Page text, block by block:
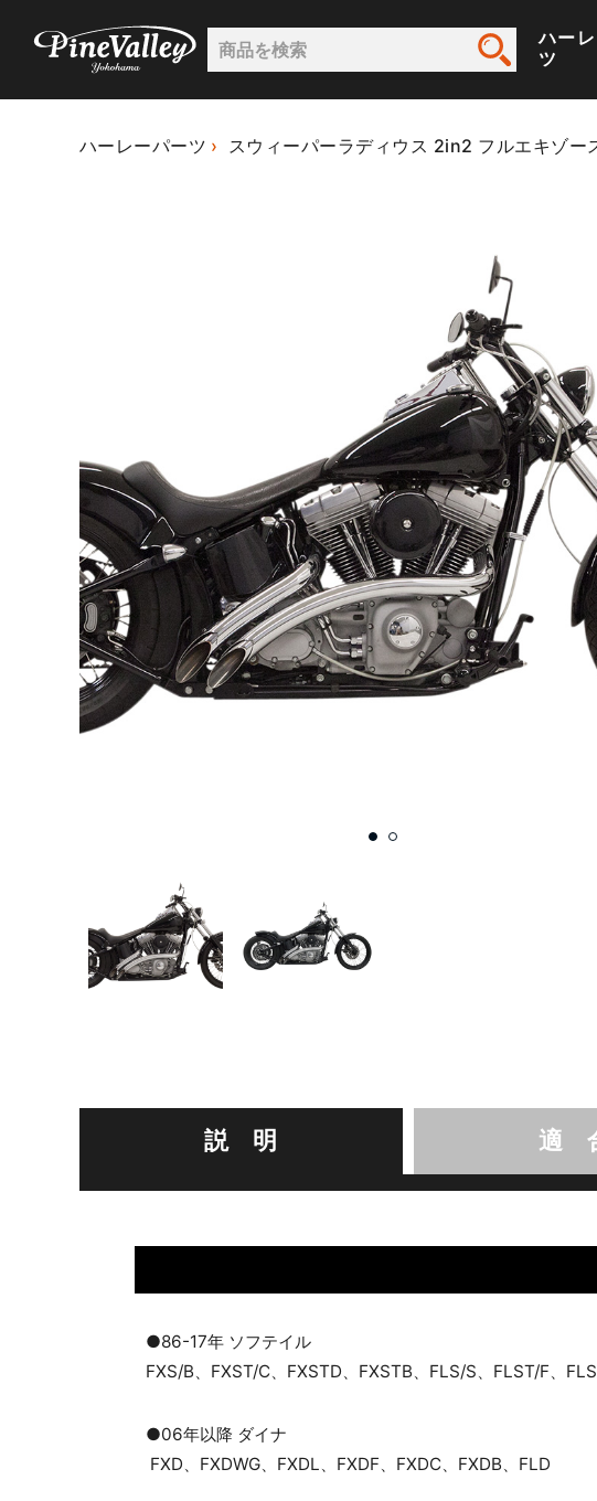
ハー
ツ
ハーレーパーツ スウィーパーラディウス 2in2 フルエキゾー
説 明 適
●86-17年 ソフテイル
FXS/B、FXST/C、FXSTD、FXSTB、FLS/S、FLST/F、
●06年以降 ダイナ
FXD、FXDWG、FXDL、FXDF、FXDC、FXDB、FLD